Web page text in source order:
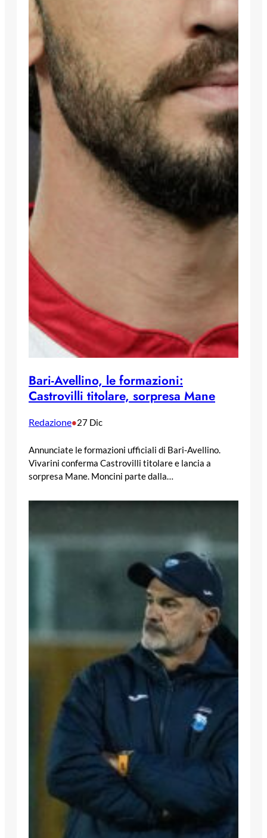
Bari-Avellino, le formazioni:
Castrovilli titolare, sorpresa Mane
Redazione•27 Dic
Annunciate le formazioni ufficiali di Bari-Avellino.
Vivarini conferma Castrovilli titolare e lancia a
sorpresa Mane. Moncini parte dalla…